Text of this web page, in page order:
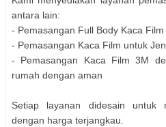
antara lain:
- Pemasangan Full Body Kaca
- Pemasangan Kaca Film untuk
- Pemasangan Kaca Film 3M
rumah dengan aman
Setiap layanan didesain untuk
dengan harga terjangkau.